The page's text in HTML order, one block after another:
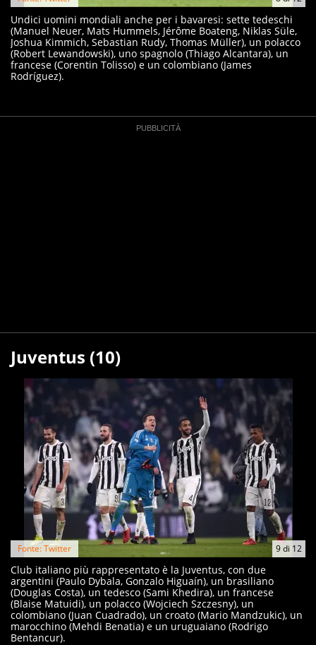
Undici uomini mondiali anche per i bavaresi: sette tedeschi
(Manuel Neuer, Mats Hummels, Jérôme Boateng, Niklas Süle,
Joshua Kimmich, Sebastian Rudy, Thomas Müller), un polacco
(Robert Lewandowski), uno spagnolo (Thiago Alcantara), un
francese (Corentin Tolisso) e un colombiano (James
Rodríguez).
Juventus (10)
9di 12
Fonte: Twitter
Club italiano più rappresentato è la Juventus, con due
argentini (Paulo Dybala, Gonzalo Higuaín), un brasiliano
(Douglas Costa), un tedesco (Sami Khedira), un francese
(Blaise Matuidi), un polacco (Wojciech Szczesny), un
colombiano (Juan Cuadrado), un croato (Mario Mandzukic), un
marocchino (Mehdi Benatia) e un uruguaiano (Rodrigo
Bentancur).